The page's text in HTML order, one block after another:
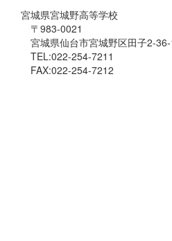
宮城県宮城野高等学校
〒983-0021
宮城県仙台市宮城野区田子2-36-
TEL:022-254-7211
FAX:022-254-7212